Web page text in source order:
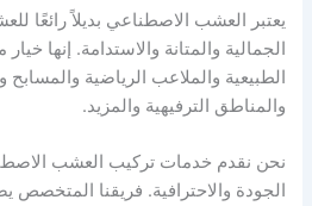
يعتبر العشب الاصطناعي بديلاً رائعًا
الجمالية والمتانة والاستدامة. إنها
الطبيعية والملاعب الرياضية والمسابح
والمناطق الترفيهية والمزيد.
نحن نقدم خدمات تركيب العشب
الجودة والاحترافية. فريقنا